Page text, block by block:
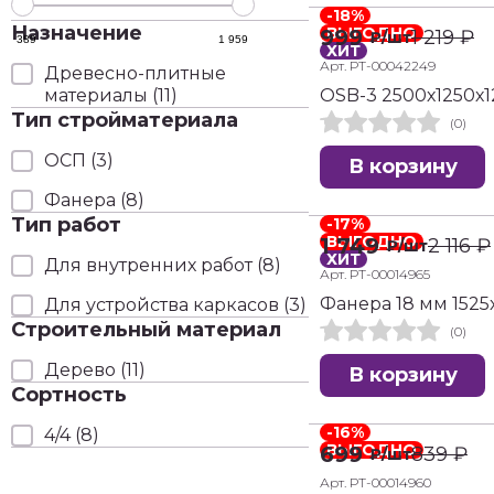
389 1 959
Назначение
Древесно-плитные
материалы (11)
Тип стройматериала
ОСП (3)
Фанера (8)
Тип работ
Для внутренних работ (8)
Для устройства каркасов (3)
Строительный материал
Дерево (11)
Сортность
4/4 (8)
ВЫГОДНО
ХИТ
-18%
999₽/шт1 219₽
Арт. РТ-00042249
OSB-3
(0)
В корзину
ВЫГОДНО
ХИТ
-17%
1 749₽/шт2 116₽
Арт. РТ-00014965
Фанера 18 мм
(0)
В корзину
ВЫГОДНО
-16%
699₽/шт839₽
Арт. РТ-00014960